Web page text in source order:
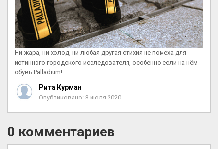
Ни жара, ни холод, ни любая другая стихия не помеха для
истинного городского исследователя, особенно если на нём
обувь Palladium!
Рита Курман
Опубликовано: 3 июля 2020
0 комментариев